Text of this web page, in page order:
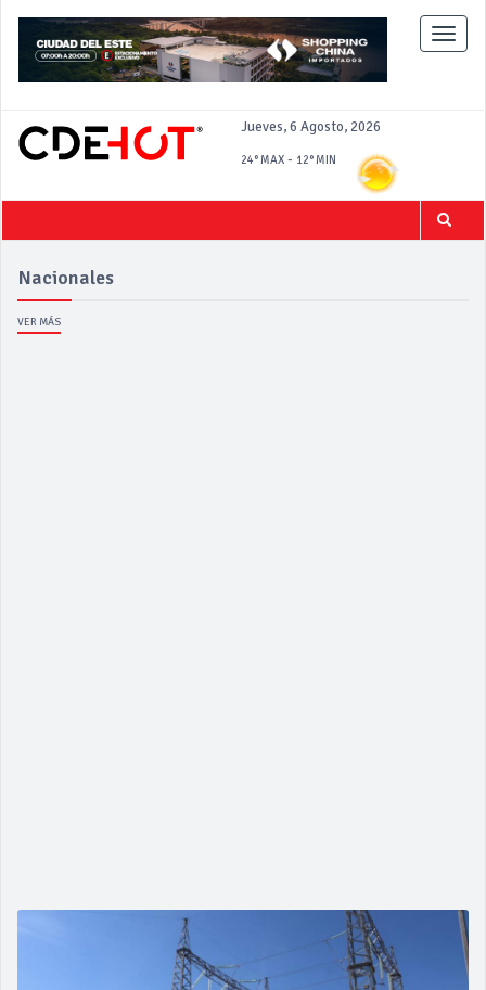
Jueves, 6 Agosto, 2026
24°MAX - 12°MIN
Toggle
Nacionales
VER MÁS